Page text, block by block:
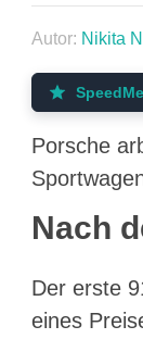
Autor: Nikita
Porsche
Nach
Der erste
eines